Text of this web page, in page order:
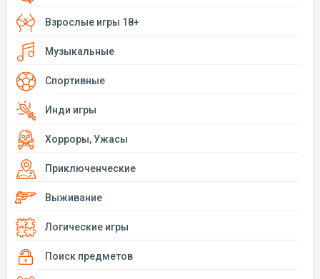
Взрослые игры 18+
Музыкальные
Спортивные
Инди игры
Хорроры, Ужасы
Приключенческие
Выживание
Логические игры
Поиск предметов